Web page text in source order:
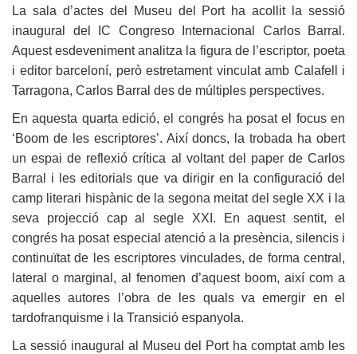
La sala d’actes del Museu del Port ha acollit la sessió
inaugural del IC Congreso Internacional Carlos Barral.
Aquest esdeveniment analitza la figura de l’escriptor, poeta
i editor barceloní, però estretament vinculat amb Calafell i
Tarragona, Carlos Barral des de múltiples perspectives.
En aquesta quarta edició, el congrés ha posat el focus en
‘Boom de les escriptores’. Així doncs, la trobada ha obert
un espai de reflexió crítica al voltant del paper de Carlos
Barral i les editorials que va dirigir en la configuració del
camp literari hispànic de la segona meitat del segle XX i la
seva projecció cap al segle XXI. En aquest sentit, el
congrés ha posat especial atenció a la presència, silencis i
continuïtat de les escriptores vinculades, de forma central,
lateral o marginal, al fenomen d’aquest boom, així com a
aquelles autores l’obra de les quals va emergir en el
tardofranquisme i la Transició espanyola.
La sessió inaugural al Museu del Port ha comptat amb les